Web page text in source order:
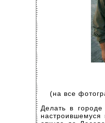
(на все
Делать в